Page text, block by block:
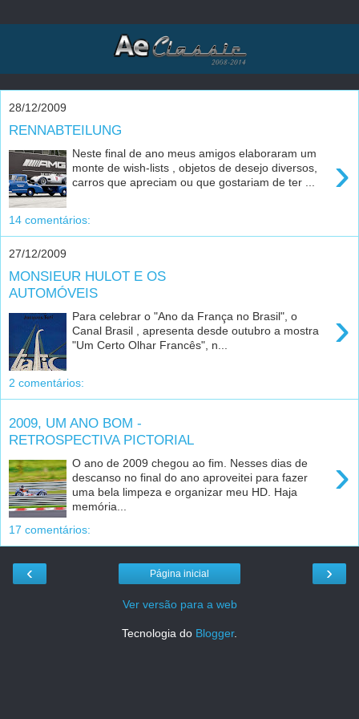
28/12/2009
RENNABTEILUNG
›
Neste final de ano meus amigos elaboraram um
monte de wish-lists , objetos de desejo diversos,
carros que apreciam ou que gostariam de ter ...
14 comentários:
27/12/2009
MONSIEUR HULOT E OS
AUTOMÓVEIS
›
Para celebrar o "Ano da França no Brasil", o
Canal Brasil , apresenta desde outubro a mostra
"Um Certo Olhar Francês", n...
2 comentários:
2009, UM ANO BOM -
RETROSPECTIVA PICTORIAL
›
O ano de 2009 chegou ao fim. Nesses dias de
descanso no final do ano aproveitei para fazer
uma bela limpeza e organizar meu HD. Haja
memória...
17 comentários:
‹ ›
Página inicial
Ver versão para a web
Tecnologia do Blogger.